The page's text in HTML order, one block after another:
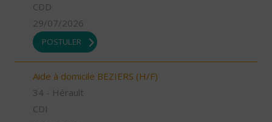
CDD
29/07/2026
POSTULER
Aide à domicile BEZIERS (H/F)
34 - Hérault
CDI